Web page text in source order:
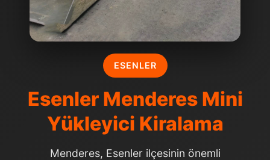
ESENLER
Esenler Menderes Mini
Yükleyici Kiralama
Menderes, Esenler ilçesinin önemli